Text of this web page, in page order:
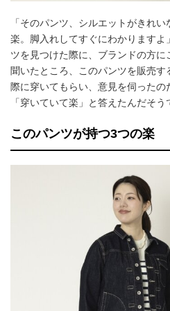
「そのパンツ、シルエットがきれ
楽。脚入れしてすぐにわかります
ツを見つけた際に、ブランドの方
聞いたところ、このパンツを販売
際に穿いてもらい、意見を伺った
「穿いていて楽」と答えたんだそう
このパンツが持つ3つの楽